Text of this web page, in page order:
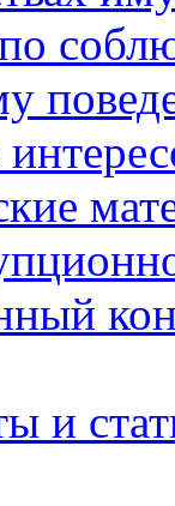
и